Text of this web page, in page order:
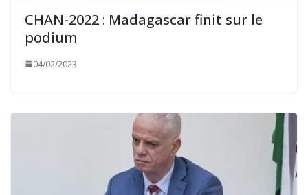
CHAN-2022 : Madagascar finit sur le
podium
04/02/2023